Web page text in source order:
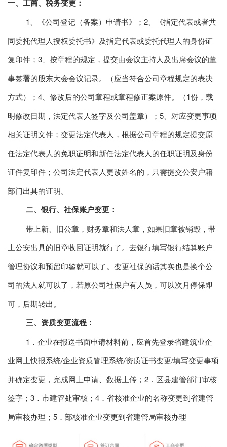
一、工商、税务变更：
1、《公司登记（备案）申请书》；2、《指定代表或者共
同委托代理人授权委托书》及指定代表或委托代理人的身份证
复印件；3、按章程的规定，提交由会议主持人及出席会议的董
事签署的股东大会会议记录。（应当符合公司章程规定的表决
方式）；4、修改后的公司章程或章程修正案原件。（1份，载
明修改日期，法定代表人签字及公司盖章）；5、对应变更事项
相关证明文件；变更法定代表人，根据公司章程的规定提交原
任法定代表人的免职证明和新任法定代表人的任职证明及身份
证件复印件；公司法定代表人更改姓名的，只需提交公安户籍
部门出具的证明。
二、银行、社保账户变更：
带上新、旧公章，财务章和法人章，如果旧章被销毁，带
上公安出具的旧章收回证明就行了。去银行填写银行结算账户
管理协议和预留印鉴就可以了。变更社保的话其实也是换个公
司的法人就可以了，若原公司社保户有人员，可以次月停保即
可，后期转出。
三、资质变更流程：
1．企业在报送书面申请材料前，应首先登录省建筑业企
业网上快报系统/企业资质管理系统/资质证书变更/填写变更事项
并确定变更，完成网上申请、数据上传；2．区县建管部门审核
签字；3．市建管处审核；4．省核准企业的名称变更到省建管
局审核办理；5．部核准企业变更到省建管局审核办理